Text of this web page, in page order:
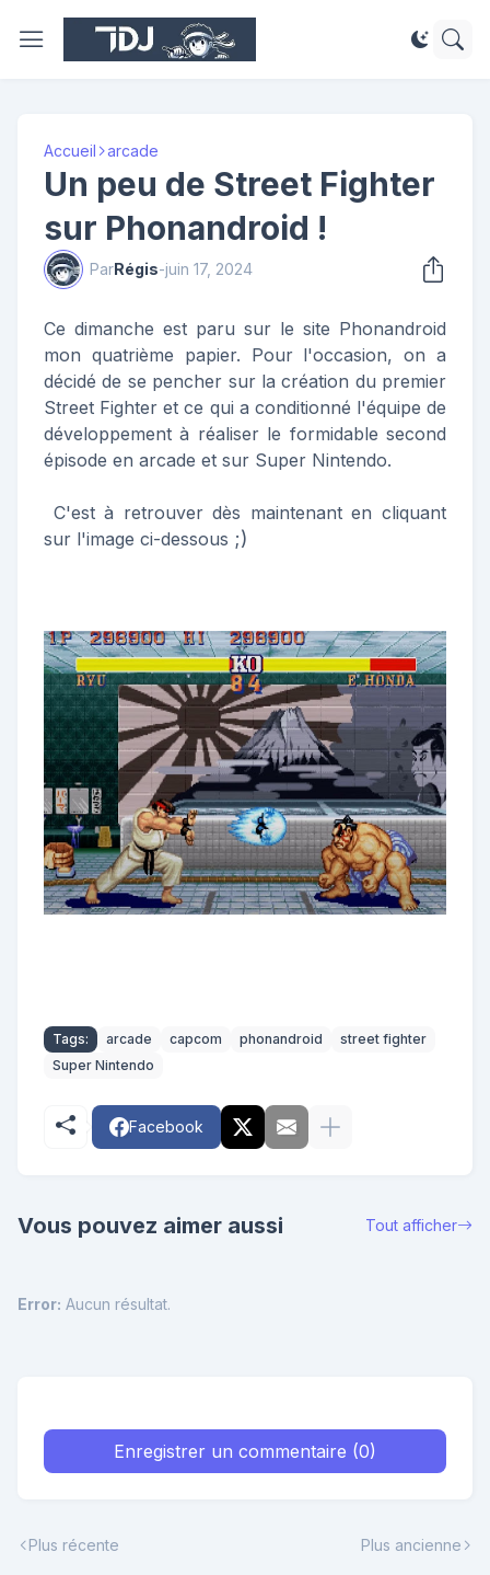
Accueil arcade
Un peu de Street Fighter
sur Phonandroid !
ParRégis-juin 17, 2024
Ce dimanche est paru sur le site Phonandroid
mon quatrième papier. Pour l'occasion, on a
décidé de se pencher sur la création du premier
Street Fighter et ce qui a conditionné l'équipe de
développement à réaliser le formidable second
épisode en arcade et sur Super Nintendo.
C'est à retrouver dès maintenant en cliquant
sur l'image ci-dessous ;)
Tags: arcade capcom phonandroid
street fighter
Super Nintendo
Facebook
Vous pouvez aimer aussi Tout afficher
Error: Aucun résultat.
Enregistrer un commentaire (0)
Plus récente Plus ancienne